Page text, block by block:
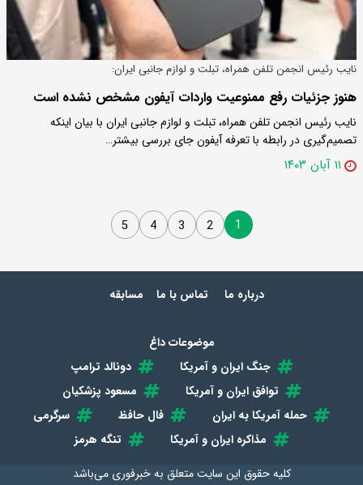
نایب رئیس انجمن تلفن همراه، تبلت و لوازم جانبی ایران:
هنوز جزئیات رفع ممنوعیت واردات آیفون مشخص نشده است
نایب رئیس انجمن تلفن همراه، تبلت و لوازم جانبی ایران با بیان اینکه
تصمیم‌گیری در رابطه‌ با تعرفه آیفون جای بررسی بیشتر…
۱۱ آبان ۱۴۰۳
1
2
3
4
5
درباره ما تماس با ما مسابقه
موضوعات داغ
جنگ ایران و آمریکا
دونالد ترامپ
توافق ایران و آمریکا
مسعود پزشکیان
حمله آمریکا به ایران
فال حافظ
سرگرمی
مذاکره ایران و آمریکا
تنگه هرمز
کلیه حقوق این سایت متعلق بهخبرفوری می‌باشد